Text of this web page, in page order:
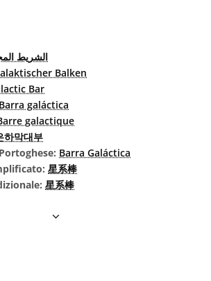
الشريط
Balken
Bar
Barra galáctica
galactique
하막대부
Barra Galáctica
星系棒
星系棒